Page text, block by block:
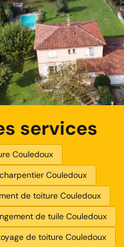
services
Couledoux
Couledoux
de toiture Couledoux
de tuile Couledoux
de toiture Couledoux